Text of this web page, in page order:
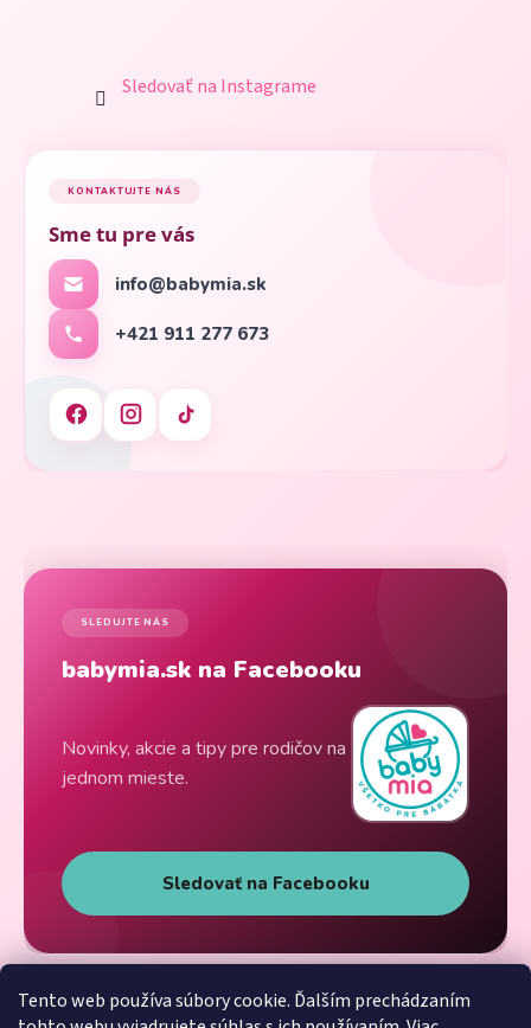
Tento web používa súbory cookie. Ďalším prechádzaním
Sledovať na Instagrame
KONTAKTUJTE NÁS
Sme tu pre vás
info@babymia.sk
+421 911 277 673
SLEDUJTE NÁS
babymia.sk na Facebooku
Novinky, akcie a tipy pre rodičov na
jednom mieste.
Sledovať na Facebooku